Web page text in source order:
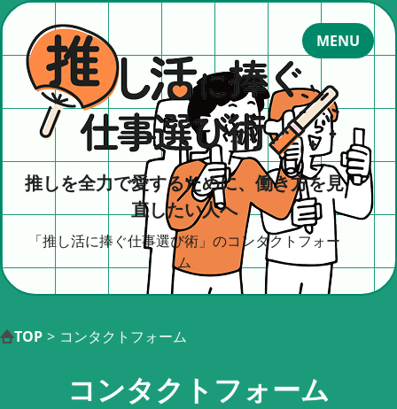
MENU
推しを全力で愛するために、働き方を見
直したい人へ
「推し活に捧ぐ仕事選び術」のコンタクトフォー
ム
サイトポリシー
「好き」が時代を変えていく
TOP > コンタクトフォーム
コンタクトフォーム